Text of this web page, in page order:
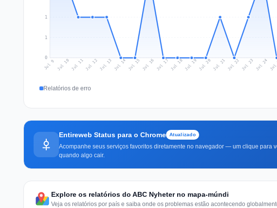
0
1
1
Jul 9 Jul 10 Jul 11Jul 12Jul 13 Jul 14 Jul 15 Jul 16 Jul 17 Jul 18Jul 19 Jul 20 Jul 21 Jul 22 Jul 23 Jul 24
Relatórios de erro
Entireweb Status para o Chrome Atualizado
Acompanhe seus serviços favoritos diretamente no navegador — um clique para
quando algo cair.
Explore os relatórios do ABC Nyheter no mapa-múndi
Veja os relatórios por país e saiba onde os problemas estão acontecendo